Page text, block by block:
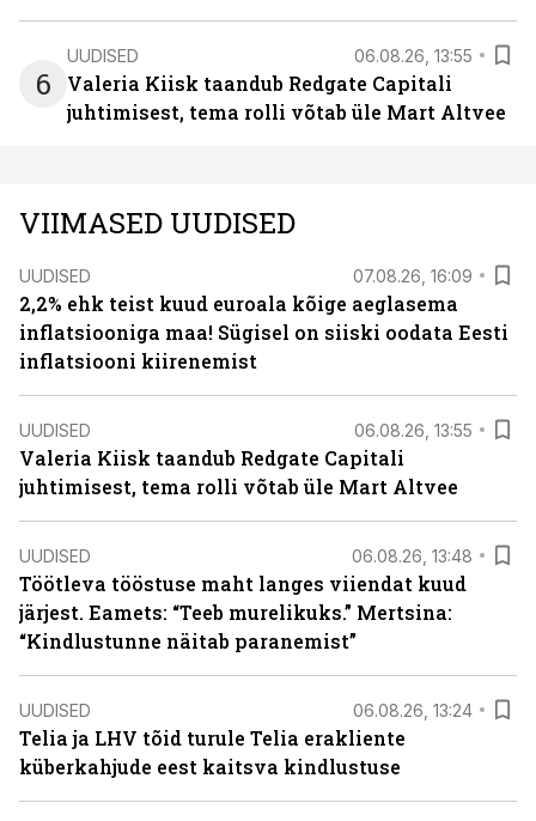
6
UUDISED 06.08.26, 13:55
Valeria Kiisk taandub Redgate Capitali
juhtimisest, tema rolli võtab üle Mart Altvee
VIIMASED UUDISED
UUDISED 07.08.26, 16:09
2,2% ehk teist kuud euroala kõige aeglasema
inflatsiooniga maa! Sügisel on siiski oodata Eesti
inflatsiooni kiirenemist
UUDISED 06.08.26, 13:55
Valeria Kiisk taandub Redgate Capitali
juhtimisest, tema rolli võtab üle Mart Altvee
UUDISED 06.08.26, 13:48
Töötleva tööstuse maht langes viiendat kuud
järjest. Eamets: “Teeb murelikuks.” Mertsina:
“Kindlustunne näitab paranemist”
UUDISED 06.08.26, 13:24
Telia ja LHV tõid turule Telia erakliente
küberkahjude eest kaitsva kindlustuse